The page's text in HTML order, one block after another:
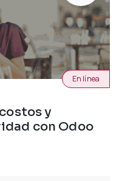
y
con Odoo
En línea